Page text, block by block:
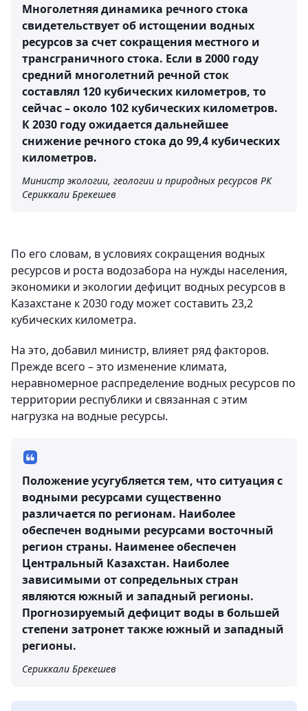
Многолетняя динамика речного стока
свидетельствует об истощении водных
ресурсов за счет сокращения местного и
трансграничного стока. Если в 2000 году
средний многолетний речной сток
составлял 120 кубических километров, то
сейчас – около 102 кубических километров.
К 2030 году ожидается дальнейшее
снижение речного стока до 99,4 кубических
километров.
Министр экологии, геологии и природных ресурсов РК
Сериккали Брекешев
По его словам, в условиях сокращения водных
ресурсов и роста водозабора на нужды населения,
экономики и экологии дефицит водных ресурсов в
Казахстане к 2030 году может составить 23,2
кубических километра.
На это, добавил министр, влияет ряд факторов.
Прежде всего – это изменение климата,
неравномерное распределение водных ресурсов по
территории республики и связанная с этим
нагрузка на водные ресурсы.
Положение усугубляется тем, что ситуация с
водными ресурсами существенно
различается по регионам. Наиболее
обеспечен водными ресурсами восточный
регион страны. Наименее обеспечен
Центральный Казахстан. Наиболее
зависимыми от сопредельных стран
являются южный и западный регионы.
Прогнозируемый дефицит воды в большей
степени затронет также южный и западный
регионы.
Сериккали Брекешев